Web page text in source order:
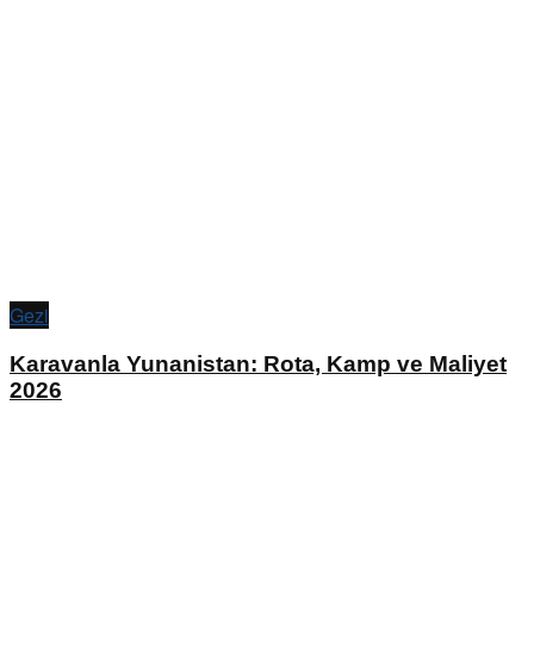
Gezi
Karavanla Yunanistan: Rota, Kamp ve Maliyet
2026